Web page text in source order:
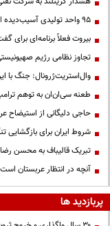
95 واحد تولیدی آسیب‌دیده از جنگ در تهران به چرخه تولید بازگشتند
بیروت فعلاً برنامه‌ای برای
تجاوز نظامی رژیم
وال‌استریت‌ژرونال: جنگ با
طعنه سی‌ان‌ان به توهم
حاجی دلیگانی از استیضاح
شروط ایران برای بازگشایی
تبریک قالیباف به محسن
آنچه در انتظار عربستان
پربازدید ها